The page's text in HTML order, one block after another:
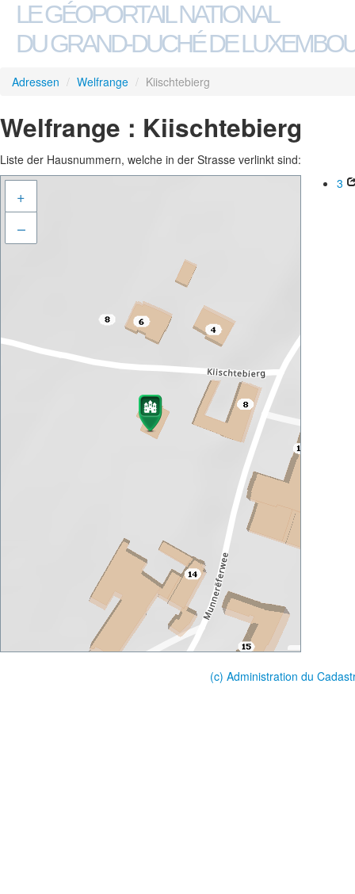
LE GÉOPORTAIL NATIONAL
DU GRAND-DUCHÉ DE
Adressen / Welfrange / Kiischtebierg
Welfrange : Kiischtebierg
Liste der Hausnummern, welche in der Strasse verlinkt sind:
+
–
3
(c) Administration du